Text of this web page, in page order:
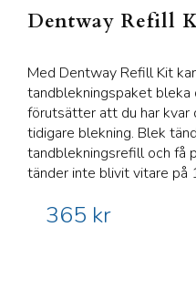
Dentway Refill
Med Dentway Refill Kit
tandblekningspaket bleka
förutsätter att du har kvar
tidigare blekning. Blek
tandblekningsrefill och få
tänder inte blivit vitare på
365 kr